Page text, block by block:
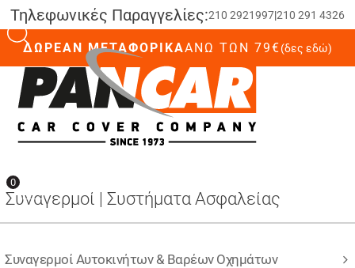
Τηλεφωνικές Παραγγελίες:210 2921997|210 291 4326
ΔΩΡΕΑΝ ΜΕΤΑΦΟΡΙΚΑΆΝΩ ΤΩΝ 79€(δες εδώ)
0
Συναγερμοί | Συστήματα Ασφαλείας
Συναγερμοί Αυτοκινήτων & Βαρέων Οχημάτων